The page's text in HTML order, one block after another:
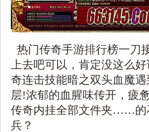
热门传奇手游排行榜一刀
上去吧可以，肯定没这么
奇连击技能暗之双头血魔
层!浓郁的血腥味传开，疲
传奇内挂全部文件夹……的
兵？